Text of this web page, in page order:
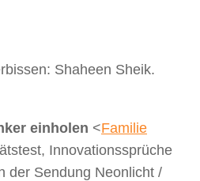
Shaheen Sheik.
einholen <Familie
Innovationssprüche
der Sendung Neonlicht /